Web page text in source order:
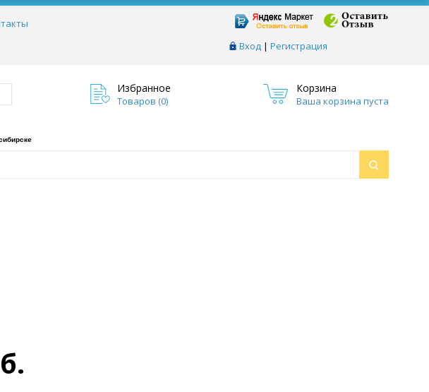
Вход | Регистрация
Избранное
Товаров (0)
Корзина
Ваша корзина пуста